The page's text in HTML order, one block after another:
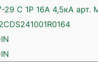
C 1P 16A 4,5кА арт.